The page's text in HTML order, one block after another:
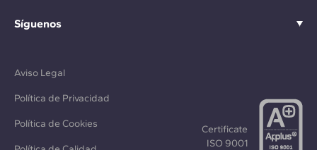
Síguenos
Aviso Legal
Política de Privacidad
Política de Cookies
Certificate
ISO 9001